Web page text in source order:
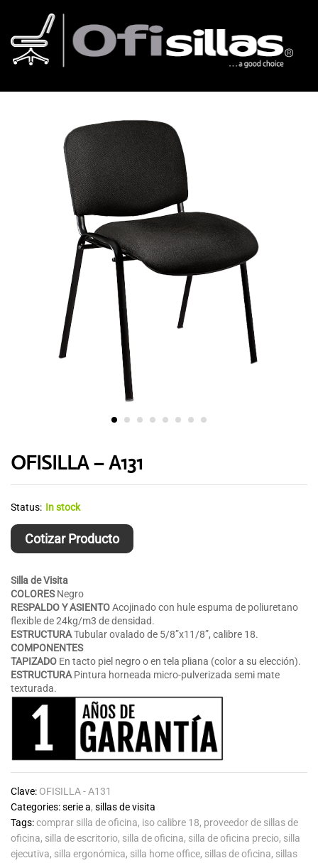
OFISILLA – A131
Status: In stock
Cotizar Producto
Silla de Visita
COLORESNegro
RESPALDO YASIENTOAcojinado con hule espuma de poliuretano
flexible de 24kg/m3 de densidad.
ESTRUCTURATubular ovalado de 5/8”x11/8”, calibre 18.
COMPONENTES
TAPIZADO En tacto piel negro o en tela pliana (color a su elección).
ESTRUCTURA Pintura horneada micro-pulverizada semi mate
texturada.
Clave: OFISILLA - A131
Categories:serie a, sillas de visita
Tags:comprar silla de oficina, iso calibre 18, proveedor de sillas de
oficina, silla de escritorio, silla de oficina, silla de oficina precio, silla
ejecutiva, silla ergonómica, silla home office, sillas de oficina, sillas